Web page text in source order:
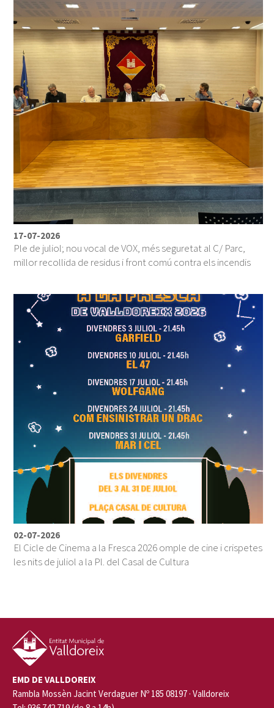
17-07-2026
Ple de juliol; nou vocal de VOX, més seguretat al C/ Parc,
millor recollida de residus i front comú contra els incendis
02-07-2026
El Cicle de Cinema a la Fresca 2026 omple de cine i crispetes
les nits de juliol a la Pl. del Casal de Cultura
EMD DE VALLDOREIX
Rambla Mossèn Jacint Verdaguer Nº 185 08197 · Valldoreix